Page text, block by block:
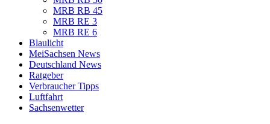
MRB RB 45
MRB RE 3
MRB RE 6
Blaulicht
MeiSachsen News
Deutschland News
Ratgeber
Verbraucher Tipps
Luftfahrt
Sachsenwetter